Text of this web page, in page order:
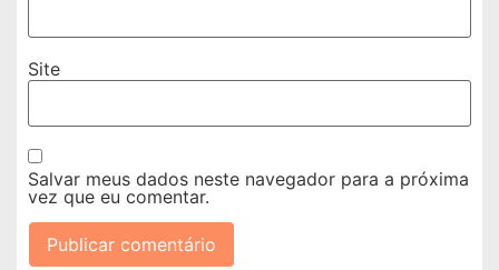
Site
Salvar meus dados neste navegador para a próxima
vez que eu comentar.